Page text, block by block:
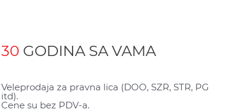
30 GODINA SA VAMA
Veleprodaja za pravna lica (DOO, SZR, STR, PG
itd).
Cene su bez PDV-a.